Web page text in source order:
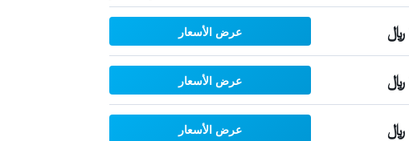
عرض الأسعار
عرض الأسعار
عرض الأسعار